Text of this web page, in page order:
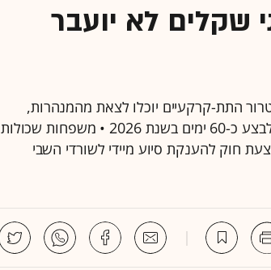
שקלים לא יועבר
התת-קרקעיים יוכלו לצאת מהמנהרות,
להיכנע - ולהיכלא בבתי הסוהר בישראל • משרתי המילואים צפויים לבצע כ-60 ימים בשנת 2026 • משפחות שכולות
חוק להענקת סיוע מיידי לשורדי השבי